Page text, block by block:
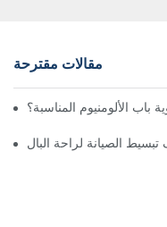
مقالات مقترحة
باب الألومنيوم المناسبة؟
الصيانة لراحة البال